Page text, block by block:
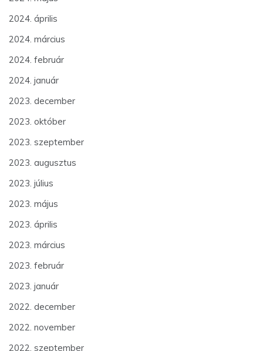
2024. április
2024. március
2024. február
2024. január
2023. december
2023. október
2023. szeptember
2023. augusztus
2023. július
2023. május
2023. április
2023. március
2023. február
2023. január
2022. december
2022. november
2022. szeptember